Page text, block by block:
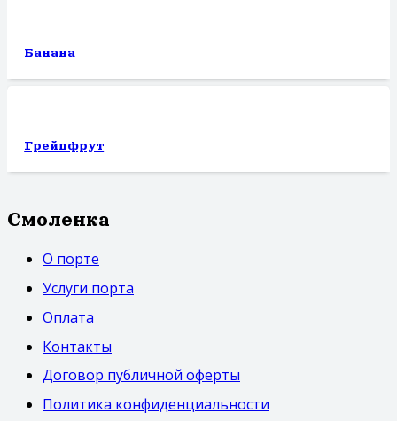
Банана
Грейпфрут
Смоленка
О порте
Услуги порта
Оплата
Контакты
Договор публичной оферты
Политика конфиденциальности